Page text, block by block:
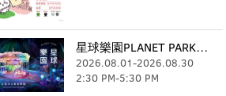
星球樂園PLANET PARK-全境式互動樂園
2026.08.01-2026.08.30
2:30 PM-5:30 PM